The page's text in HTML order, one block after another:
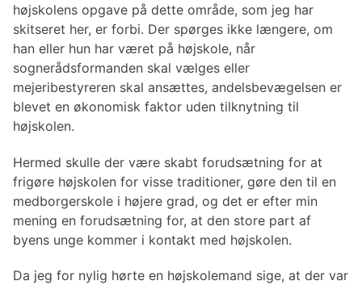
højskolens opgave på dette område, som jeg har
skitseret her, er forbi. Der spørges ikke længere, om
han eller hun har været på højskole, når
sognerådsformanden skal vælges eller
mejeribestyreren skal ansættes, andelsbevægelsen er
blevet en økonomisk faktor uden tilknytning til
højskolen.
Hermed skulle der være skabt forudsætning for at
frigøre højskolen for visse traditioner, gøre den til en
medborgerskole i højere grad, og det er efter min
mening en forudsætning for, at den store part af
byens unge kommer i kontakt med højskolen.
Da jeg for nylig hørte en højskolemand sige, at der var